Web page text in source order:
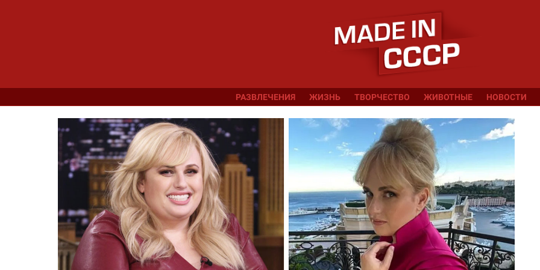
РАЗВЛЕЧЕНИЯ ЖИЗНЬ ТВОРЧЕСТВО ЖИВОТНЫЕ НОВОСТИ